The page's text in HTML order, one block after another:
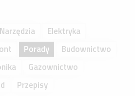
Narzędzia
Elektryka
Porady
Budownictwo
Gazownictwo
Przepisy